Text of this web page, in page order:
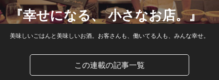
『幸せになる、 小さなお店。』
美味しいごはんと美味しいお酒。お客さんも、働いてる人も、みんな幸せ。
この連載の記事一覧